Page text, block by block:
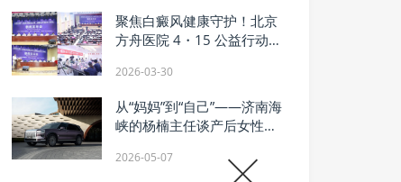
聚焦白癜风健康守护！北京
方舟医院 4・15 公益行动为
2026-03-30
从“妈妈”到“自己”——济南海
峡的杨楠主任谈产后女性的
2026-05-07